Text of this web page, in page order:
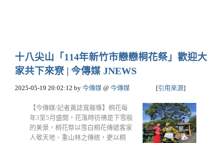
十八尖山「114年新竹市戀戀桐花祭」歡迎大
家共下來尞 | 今傳媒 JNEWS
2025-05-19 20:02:12 by 今傳媒 @ 今傳媒 [引用來源]
【今傳媒/記者黃誌寬報導】桐花每
年3至5月盛開，花落時彷彿是下雪般
的美景，桐花祭以雪白桐花傳遞客家
人敬天地、重山林之傳統，更以桐